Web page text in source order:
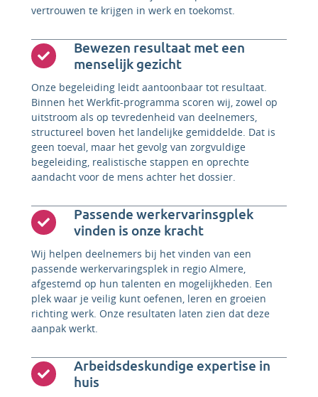
vertrouwen te krijgen in werk en toekomst.
Bewezen resultaat met een
menselijk gezicht
Onze begeleiding leidt aantoonbaar tot resultaat.
Binnen het Werkfit-programma scoren wij, zowel op
uitstroom als op tevredenheid van deelnemers,
structureel boven het landelijke gemiddelde. Dat is
geen toeval, maar het gevolg van zorgvuldige
begeleiding, realistische stappen en oprechte
aandacht voor de mens achter het dossier.
Passende werkervarinsgplek
vinden is onze kracht
Wij helpen deelnemers bij het vinden van een
passende werkervaringsplek in regio Almere,
afgestemd op hun talenten en mogelijkheden. Een
plek waar je veilig kunt oefenen, leren en groeien
richting werk. Onze resultaten laten zien dat deze
aanpak werkt.
Arbeidsdeskundige expertise in
huis